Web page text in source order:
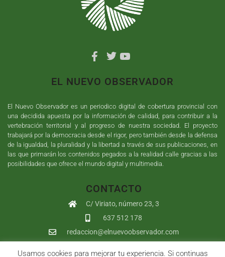
EL NUEVO OBSERVADOR
El Nuevo Observador es un periodico digital de cobertura provincial con
una decidida apuesta por la información de calidad, para contribuir a la
vertebración territorial y al progreso de nuestra sociedad. El proyecto
trabajará por la democracia desde el rigor, pero también desde la defensa
de la igualdad, la pluralidad y la libertad a través de sus publicaciones, en
las que primarán los contenidos pegados a la realidad calle gracias a las
posibilidades que ofrece el mundo digital y multimedia.
CONTACTO
C/ Viriato, número 23, 3
637 512 178
redaccion@elnuevoobservador.com
Usamos cookies para mejorar tu experiencia. Si continuas